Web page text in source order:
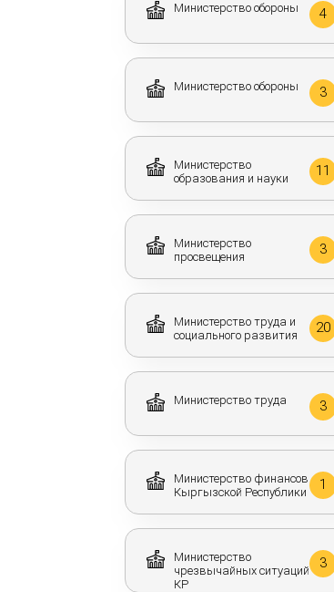
Министерство обороны 4
Министерство обороны 3
Министерство
образования и науки
11
Министерство
просвещения
3
Министерство труда и
социального развития
20
Министерство труда 3
Министерство финансов
Кыргызской Республики
1
Министерство
чрезвычайных ситуаций
КР
3